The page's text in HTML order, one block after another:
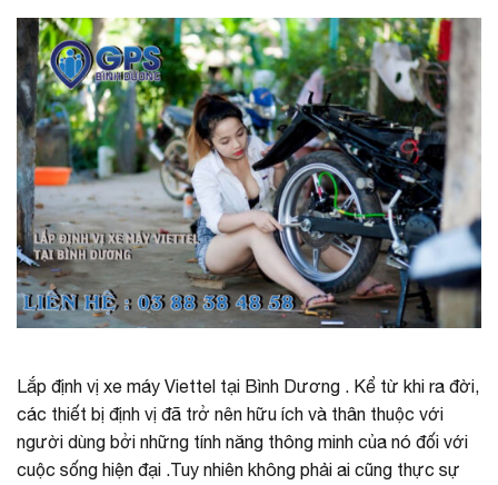
Lắp định vị xe máy Viettel tại Bình Dương . Kể từ khi ra đời,
các thiết bị định vị đã trở nên hữu ích và thân thuộc với
người dùng bởi những tính năng thông minh của nó đối với
cuộc sống hiện đại .Tuy nhiên không phải ai cũng thực sự